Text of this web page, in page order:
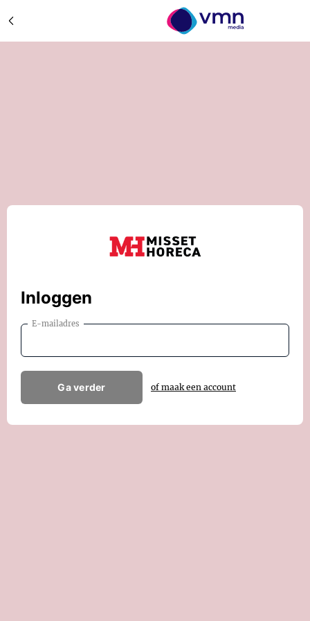
Inloggen
E-mailadres
Ga verder of maak een account